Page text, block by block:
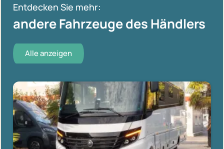
Entdecken Sie mehr:
andere Fahrzeuge des Händlers
Alle anzeigen